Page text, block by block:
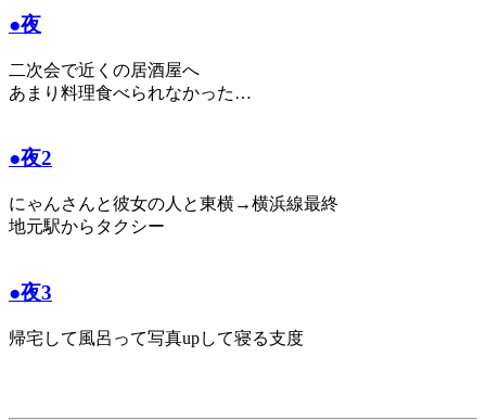
●夜
二次会で近くの居酒屋へ
あまり料理食べられなかった…
●夜2
にゃんさんと彼女の人と東横→横浜線最終
地元駅からタクシー
●夜3
帰宅して風呂って写真upして寝る支度